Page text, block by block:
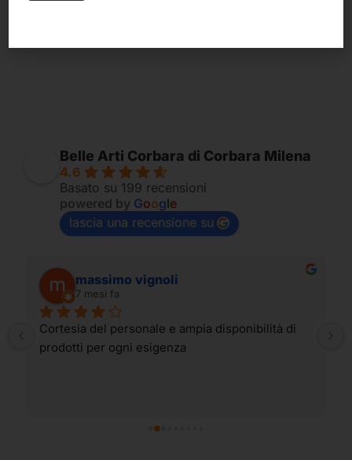
Belle Arti Corbara di Corbara Milena
4.6
Basato su 199 recensioni
powered by Google
lascia una recensione su
massimo vignoli
7 mesi fa
Cortesia del personale e ampia disponibilità di
prodotti per ogni esigenza